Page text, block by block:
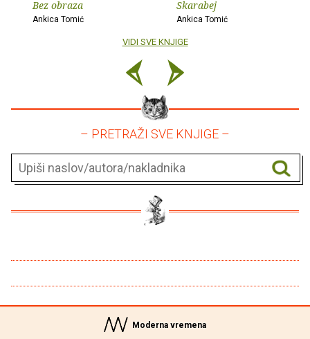
Bez obraza
Ankica Tomić
Skarabej
Ankica Tomić
VIDI SVE KNJIGE
– PRETRAŽI SVE KNJIGE –
Moderna vremena